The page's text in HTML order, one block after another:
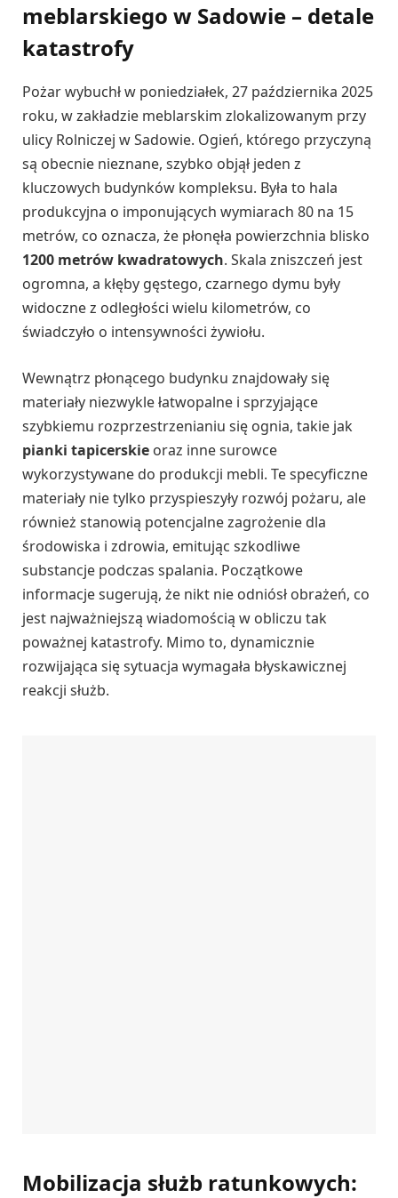
meblarskiego w Sadowie – detale
katastrofy
Pożar wybuchł w poniedziałek, 27 października 2025
roku, w zakładzie meblarskim zlokalizowanym przy
ulicy Rolniczej w Sadowie. Ogień, którego przyczyną
są obecnie nieznane, szybko objął jeden z
kluczowych budynków kompleksu. Była to hala
produkcyjna o imponujących wymiarach 80 na 15
metrów, co oznacza, że płonęła powierzchnia blisko
1200 metrów kwadratowych. Skala zniszczeń jest
ogromna, a kłęby gęstego, czarnego dymu były
widoczne z odległości wielu kilometrów, co
świadczyło o intensywności żywiołu.
Wewnątrz płonącego budynku znajdowały się
materiały niezwykle łatwopalne i sprzyjające
szybkiemu rozprzestrzenianiu się ognia, takie jak
pianki tapicerskie oraz inne surowce
wykorzystywane do produkcji mebli. Te specyficzne
materiały nie tylko przyspieszyły rozwój pożaru, ale
również stanowią potencjalne zagrożenie dla
środowiska i zdrowia, emitując szkodliwe
substancje podczas spalania. Początkowe
informacje sugerują, że nikt nie odniósł obrażeń, co
jest najważniejszą wiadomością w obliczu tak
poważnej katastrofy. Mimo to, dynamicznie
rozwijająca się sytuacja wymagała błyskawicznej
reakcji służb.
Mobilizacja służb ratunkowych: